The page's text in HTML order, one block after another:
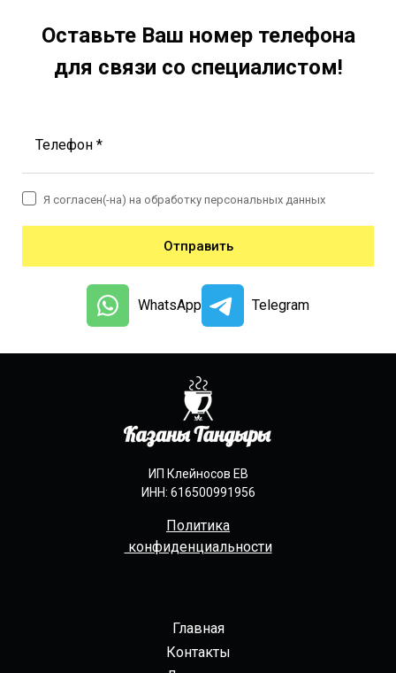
Оставьте Ваш номер телефона
для связи со специалистом!
Телефон *
Отправить
Я согласен(-на) на обработку персональных данных
WhatsApp Telegram
ИП Клейносов ЕВ
ИНН: 616500991956
Политика
конфиденциальности
Главная
Контакты